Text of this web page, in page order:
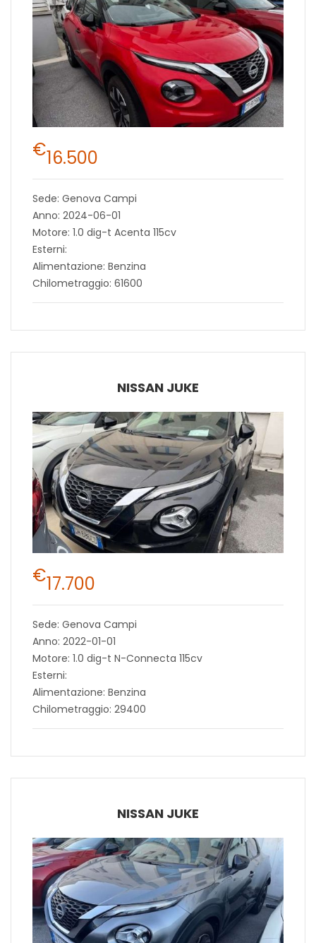
€16.500
Sede: Genova Campi
Anno: 2024-06-01
Motore: 1.0 dig-t Acenta 115cv
Esterni:
Alimentazione: Benzina
Chilometraggio: 61600
NISSAN JUKE
€17.700
Sede: Genova Campi
Anno: 2022-01-01
Motore: 1.0 dig-t N-Connecta 115cv
Esterni:
Alimentazione: Benzina
Chilometraggio: 29400
NISSAN JUKE